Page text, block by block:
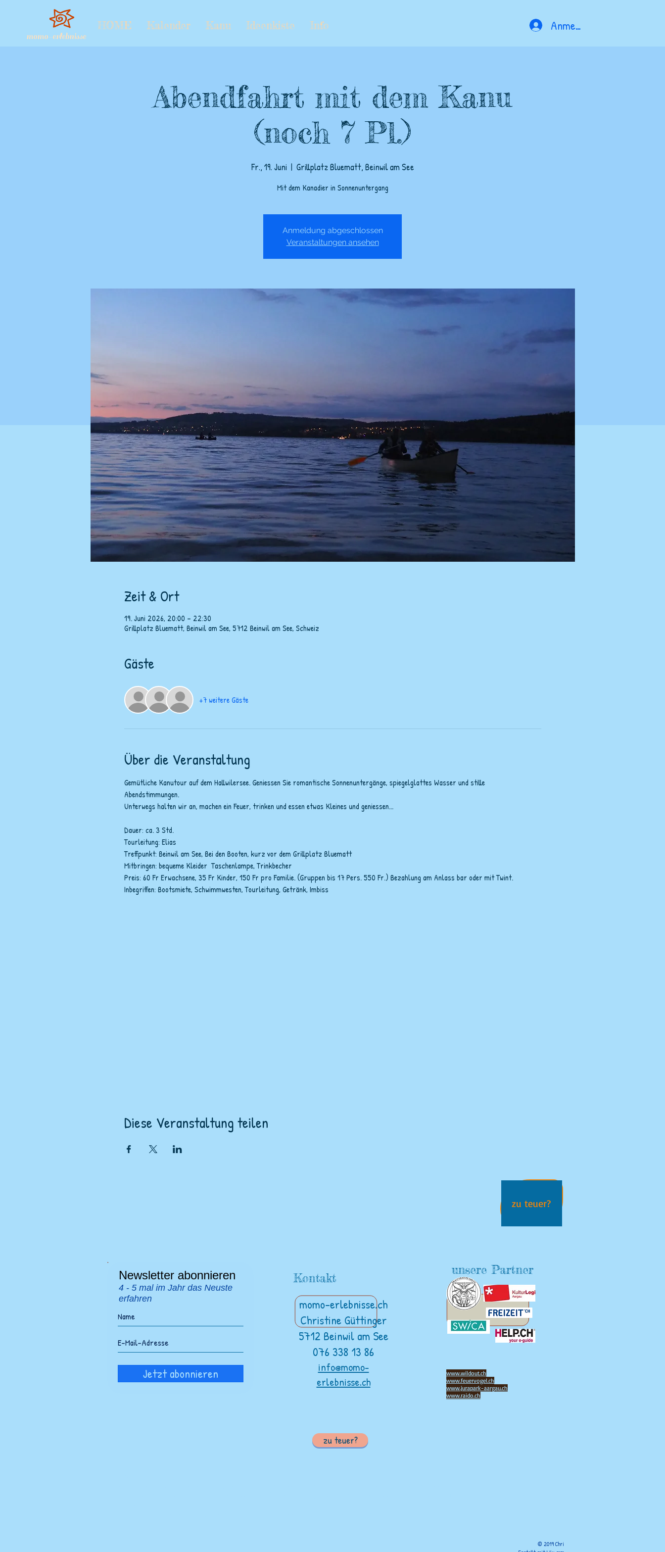
momo-erlebnisse
HOME Kalender Kanu Ideenkiste Info Anmelden
Abendfahrt mit dem Kanu
(noch 7 Pl.)
Fr., 19. Juni
  |
Grillplatz Bluematt, Beinwil am See
Mit dem Kanadier in Sonnenuntergang
Anmeldung abgeschlossen
Veranstaltungen ansehen
Zeit & Ort
19. Juni 2026, 20:00 – 22:30
Grillplatz Bluematt, Beinwil am See, 5712 Beinwil am See, Schweiz
Gäste
+7 weitere Gäste
Über die Veranstaltung
Gemütliche Kanutour auf dem Hallwilersee. Geniessen Sie romantische Sonnenuntergänge, spiegelglattes Wasser und stille
Abendstimmungen.
Unterwegs halten wir an, machen ein Feuer, trinken und essen etwas Kleines und geniessen...
Dauer: ca. 3 Std.
Tourleitung: Elias
Treffpunkt: Beinwil am See, Bei den Booten, kurz vor dem Grillplatz Bluematt
Mitbringen: bequeme Kleider  Taschenlampe, Trinkbecher
Preis: 60 Fr Erwachsene, 35 Fr Kinder, 150 Fr pro Familie. (Gruppen bis 17 Pers. 550 Fr.) Bezahlung am Anlass bar oder mit Twint.
Inbegriffen: Bootsmiete, Schwimmwesten, Tourleitung, Getränk, Imbiss
Diese Veranstaltung teilen
zu teuer?
Newsletter abonnieren
4 - 5 mal im Jahr das Neuste
erfahren
Jetzt abonnieren
Kontakt
momo-erlebnisse.ch
Christine Güttinger
5712 Beinwil am See
076 338 13 86
info@momo-
erlebnisse.ch
www.wildout.ch
www.feuervogel.ch
www.jurapark-aargau.ch
www.raido.ch
unsere Partner
zu teuer?
© 2019 Chri